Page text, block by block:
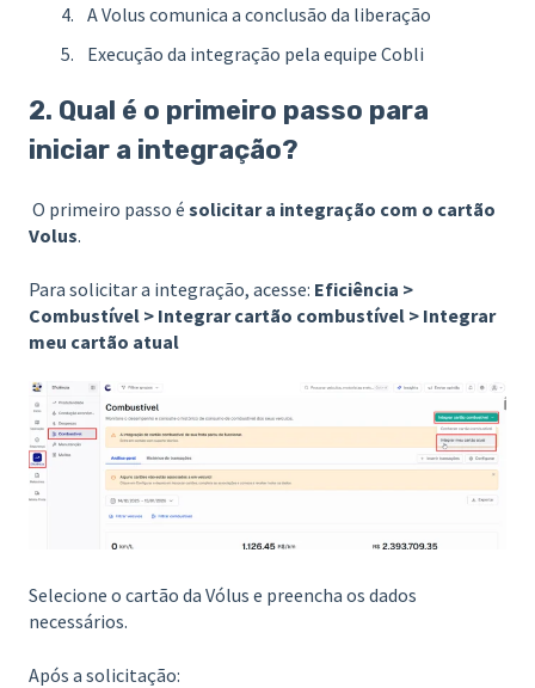
A Volus comunica a conclusão da liberação
Execução da integração pela equipe Cobli
2. Qual é o primeiro passo para
iniciar a integração?
O primeiro passo é solicitar a integração com o cartão
Volus.
Para solicitar a integração, acesse: Eficiência >
Combustível > Integrar cartão combustível > Integrar
meu cartão atual
Selecione o cartão da Vólus e preencha os dados
necessários.
Após a solicitação: